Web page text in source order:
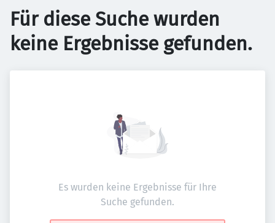
Für diese Suche wurden
keine Ergebnisse gefunden.
Es wurden keine Ergebnisse für Ihre
Suche gefunden.